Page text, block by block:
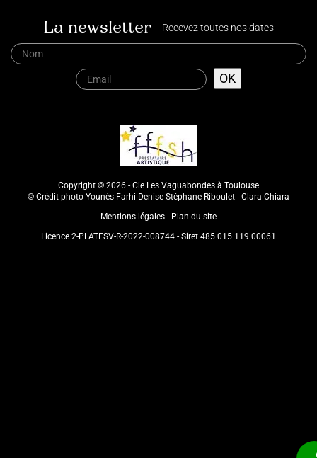
La newsletter Recevez toutes nos dates
Copyright © 2026 - Cie Les Vaguabondes à Toulouse
© Crédit photo Younès Farhi Denise Stéphane Riboulet - Clara Chiara
Mentions légales
Plan du site
Licence 2-PLATESV-R-2022-008744 - Siret 485 015 119 00061